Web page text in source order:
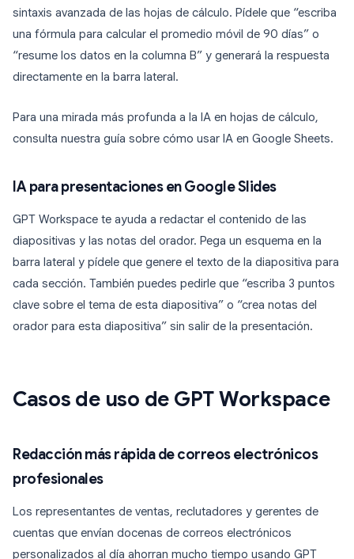
sintaxis avanzada de las hojas de cálculo. Pídele que “escriba
una fórmula para calcular el promedio móvil de 90 días” o
“resume los datos en la columna B” y generará la respuesta
directamente en la barra lateral.
Para una mirada más profunda a la IA en hojas de cálculo,
consulta nuestra guía sobre cómo usar IA en Google Sheets.
IA para presentaciones en Google Slides
GPT Workspace te ayuda a redactar el contenido de las
diapositivas y las notas del orador. Pega un esquema en la
barra lateral y pídele que genere el texto de la diapositiva para
cada sección. También puedes pedirle que “escriba 3 puntos
clave sobre el tema de esta diapositiva” o “crea notas del
orador para esta diapositiva” sin salir de la presentación.
Casos de uso de GPT Workspace
Redacción más rápida de correos electrónicos
profesionales
Los representantes de ventas, reclutadores y gerentes de
cuentas que envían docenas de correos electrónicos
personalizados al día ahorran mucho tiempo usando GPT